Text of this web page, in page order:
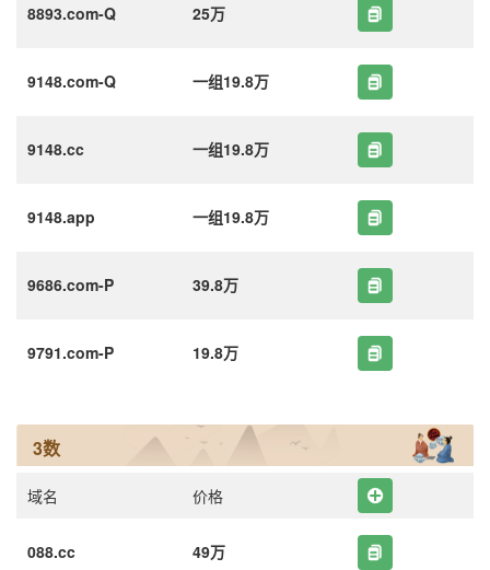
8893.com-Q 25万
9148.com-Q 一组19.8万
9148.cc 一组19.8万
9148.app 一组19.8万
9686.com-P 39.8万
9791.com-P 19.8万
3数
域名 价格
088.cc 49万